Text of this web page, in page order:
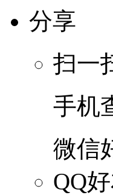
分享
扫一
手机
微信
QQ